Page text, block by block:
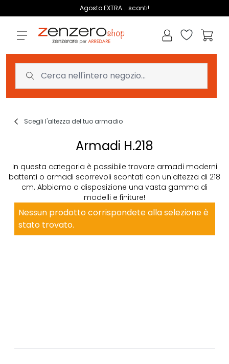
Agosto EXTRA... sconti!
Lista dei
Scegli l'altezza del tuo armadio
Armadi H.218
In questa categoria è possibile trovare armadi moderni
battenti o armadi scorrevoli scontati con un'altezza di 218
cm. Abbiamo a disposizione una vasta gamma di
modelli e finiture!
Nessun prodotto corrispondete alla selezione è
stato trovato.